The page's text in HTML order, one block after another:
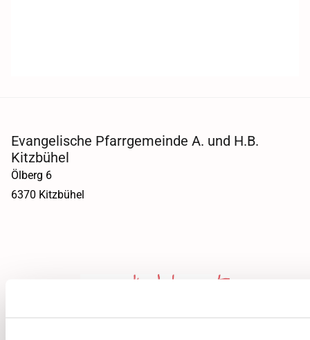
Evangelische Pfarrgemeinde A. und H.B.
Kitzbühel
Ölberg 6
6370 Kitzbühel